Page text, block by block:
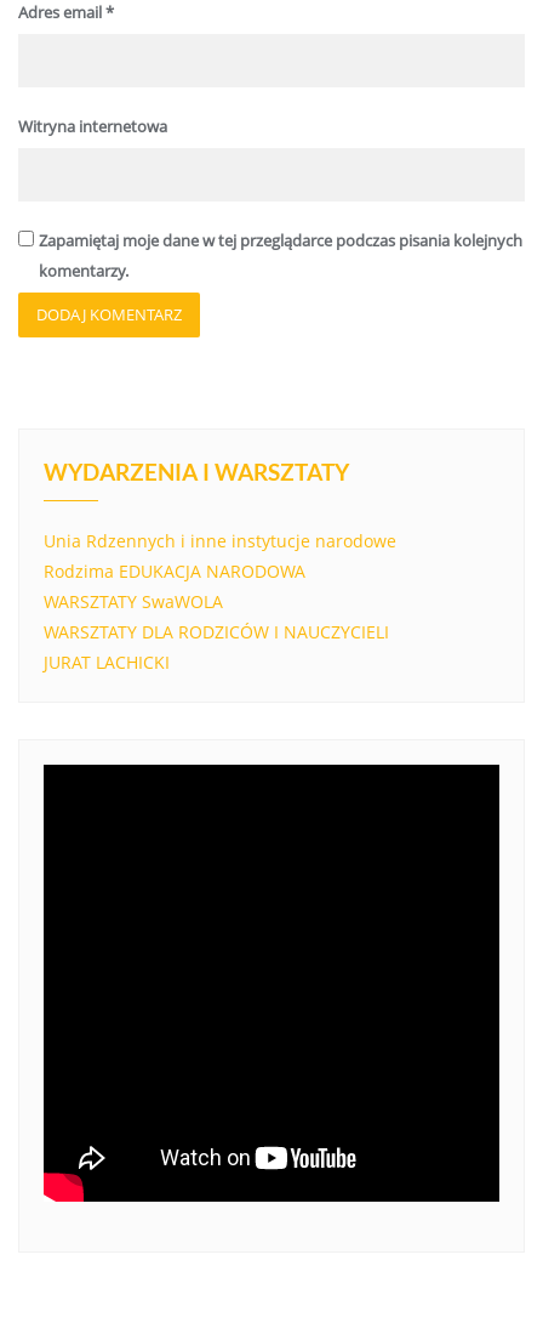
Adres email*
Witryna internetowa
Zapamiętaj moje dane w tej przeglądarce podczas pisania kolejnych
komentarzy.
WYDARZENIA I WARSZTATY
Unia Rdzennych i inne instytucje narodowe
Rodzima EDUKACJA NARODOWA
WARSZTATY SwaWOLA
WARSZTATY DLA RODZICÓW I NAUCZYCIELI
JURAT LACHICKI